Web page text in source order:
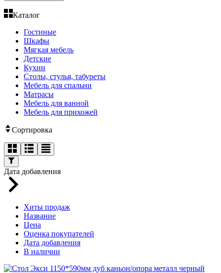
Каталог
Гостиные
Шкафы
Мягкая мебель
Детские
Кухни
Столы, стулья, табуреты
Мебель для спальни
Матрасы
Мебель для ванной
Мебель для прихожей
Сортировка
Дата добавления
Хиты продаж
Название
Цена
Оценка покупателей
Дата добавления
В наличии